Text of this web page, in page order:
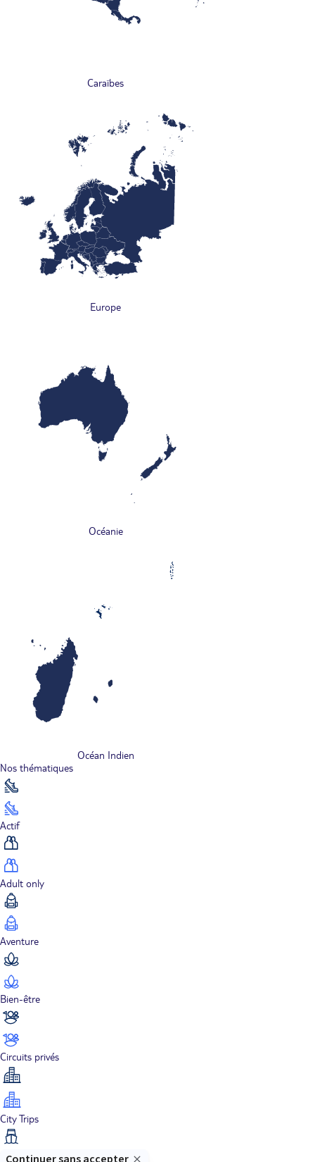
Caraïbes
Europe
Océanie
Océan Indien
Nos thématiques
Actif
Adult only
Aventure
Bien-être
Circuits privés
City Trips